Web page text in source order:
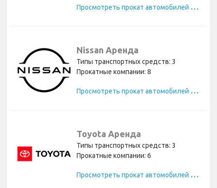
П
росмотреть прокат автомобилей Opel
Nissan Аренда
Типы транспортных средств: 3
Прокатные компании: 8
П
росмотреть прокат автомобилей Nissan
Toyota Аренда
Типы транспортных средств: 3
Прокатные компании: 6
П
росмотреть прокат автомобилей Toyota